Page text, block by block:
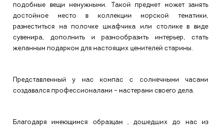
подобные вещи ненужными. Такой предмет может занять
достойное место в коллекции морской тематики,
разместиться на полочке шкафчика или столике в виде
сувенира, дополнить и разнообразить интерьер, стать
желанным подарком для настоящих ценителей старины.
Представленный у нас компас с солнечными часами
создавался профессионалами – мастерами своего дела.
Благодаря имеющимся образцам , дошедших до нас из